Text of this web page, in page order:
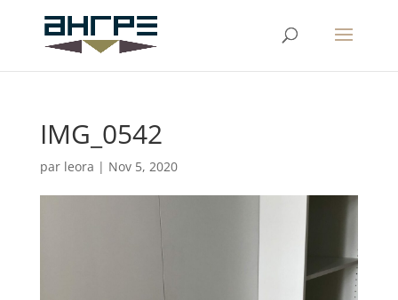
IMG_0542
par leora | Nov 5, 2020